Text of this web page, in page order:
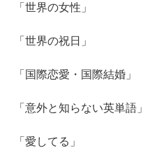
「世界の女性」
「世界の祝日」
「国際恋愛・国際結婚」
「意外と知らない英単語」
「愛してる」